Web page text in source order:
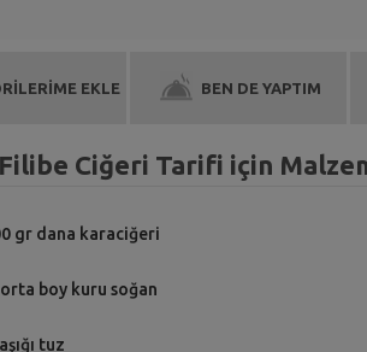
EKLE BEN DE YAPTIM
Filibe Ciğeri Tarifi için
gr dana karaciğeri
boy kuru soğan
tuz